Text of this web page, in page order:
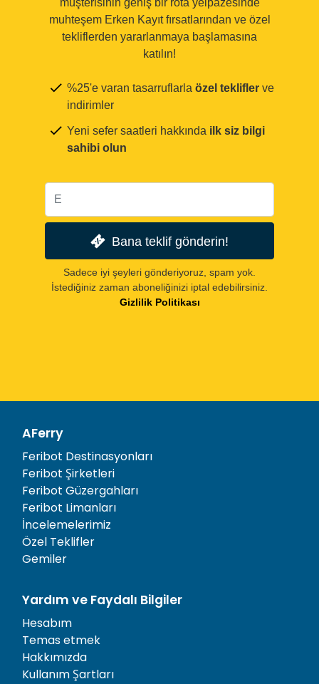
müşterisinin geniş bir rota yelpazesinde
muhteşem Erken Kayıt fırsatlarından ve özel
tekliflerden yararlanmaya başlamasına
katılın!
%25'e varan tasarruflarla özel teklifler ve
indirimler
Yeni sefer saatleri hakkında ilk siz bilgi
sahibi olun
Bana teklif gönderin!
Sadece iyi şeyleri gönderiyoruz, spam yok.
İstediğiniz zaman aboneliğinizi iptal edebilirsiniz.
Gizlilik Politikası
AFerry
Feribot Destinasyonları
Feribot Şirketleri
Feribot Güzergahları
Feribot Limanları
İncelemelerimiz
Özel Teklifler
Gemiler
Yardım ve Faydalı Bilgiler
Hesabım
Temas etmek
Hakkımızda
Kullanım Şartları